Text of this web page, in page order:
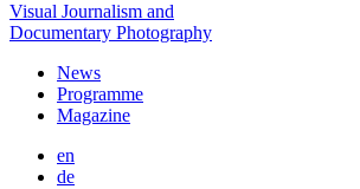
Visual Journalism and
Documentary Photography
News
Programme
Magazine
en
de